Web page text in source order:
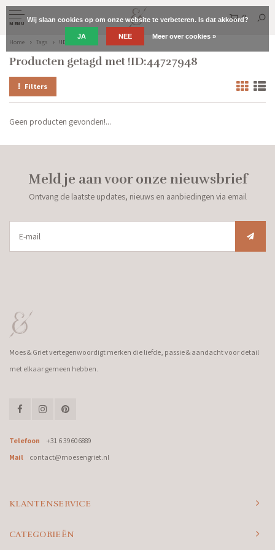
MENU
0
Home Tags !ID:44727948
Producten getagd met !ID:44727948
Filters
Geen producten gevonden!...
Meld je aan voor onze nieuwsbrief
Ontvang de laatste updates, nieuws en aanbiedingen via email
Moes & Griet vertegenwoordigt merken die liefde, passie & aandacht voor detail
met elkaar gemeen hebben.
Telefoon
+31 6 39606889
Mail
contact@moesengriet.nl
KLANTENSERVICE
CATEGORIEËN
Wij slaan cookies op om onze website te verbeteren. Is dat akkoord?
JA NEE Meer over cookies »